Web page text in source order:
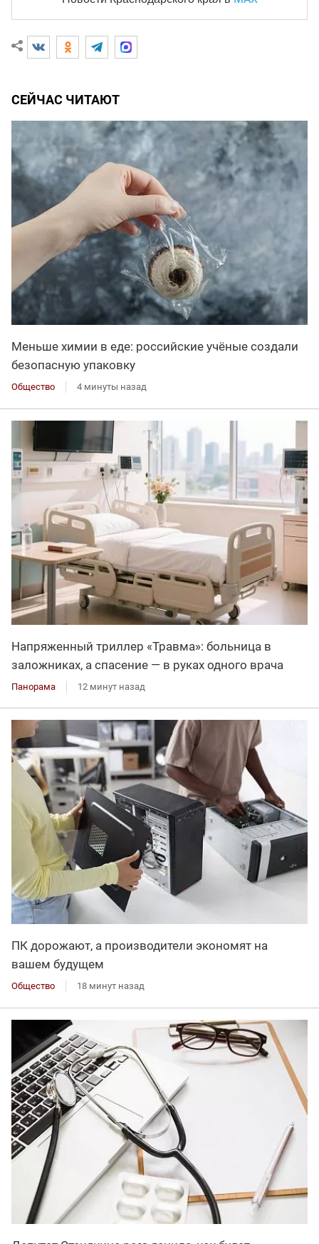
СЕЙЧАС ЧИТАЮТ
Меньше химии в еде: российские учёные создали
безопасную упаковку
Общество 4 минуты назад
Напряженный триллер «Травма»: больница в
заложниках, а спасение — в руках одного врача
Панорама 12 минут назад
ПК дорожают, а производители экономят на
вашем будущем
Общество 18 минут назад